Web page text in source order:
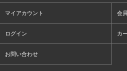
マイアカウント 会
ログイン カ
お問い合わせ